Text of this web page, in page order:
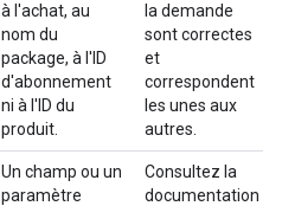
à l'achat, au
nom du
package, à l'ID
d'abonnement
ni à l'ID du
produit.
la demande
sont correctes
et
correspondent
les unes aux
autres.
Un champ ou un
paramètre
Consultez la
documentation